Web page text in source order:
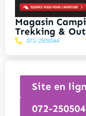
Magasin
Trekking &
072-2505044
Site en
072-